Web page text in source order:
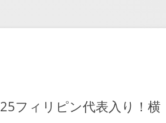
フィリピン代表入り！横